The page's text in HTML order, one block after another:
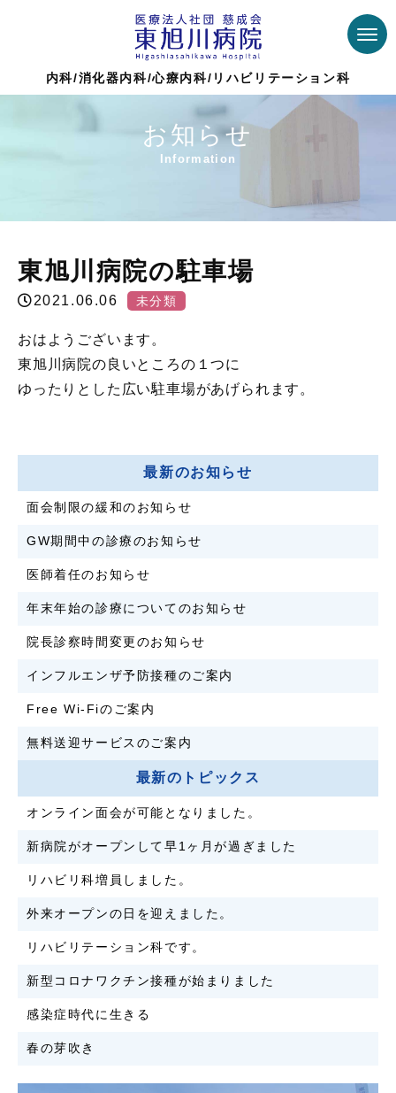
内科/消化器内科/心療内科/リハビリテーション科
お知らせ
Information
東旭川病院の駐車場
2021.06.06 未分類
おはようございます。
東旭川病院の良いところの１つに
ゆったりとした広い駐車場があげられます。
最新のお知らせ
面会制限の緩和のお知らせ
GW期間中の診療のお知らせ
医師着任のお知らせ
年末年始の診療についてのお知らせ
院長診察時間変更のお知らせ
インフルエンザ予防接種のご案内
Free Wi-Fiのご案内
無料送迎サービスのご案内
最新のトピックス
オンライン面会が可能となりました。
新病院がオープンして早1ヶ月が過ぎました
リハビリ科増員しました。
外来オープンの日を迎えました。
リハビリテーション科です。
新型コロナワクチン接種が始まりました
感染症時代に生きる
春の芽吹き